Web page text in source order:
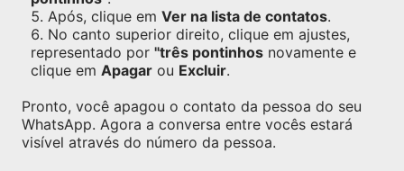
Após, clique em Ver na lista de contatos.
No canto superior direito, clique em ajustes,
representado por "três pontinhos novamente e
clique em Apagar ou Excluir.
Pronto, você apagou o contato da pessoa do seu
WhatsApp. Agora a conversa entre vocês estará
visível através do número da pessoa.